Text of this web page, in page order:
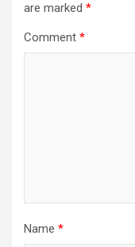
are marked *
Comment *
Name *